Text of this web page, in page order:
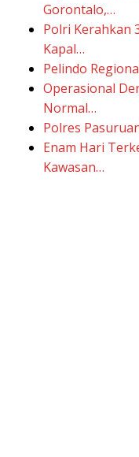
Gorontalo,…
Polri Kerahkan
Kapal…
Pelindo
Operasional
Normal…
Polres
Enam Hari
Kawasan…